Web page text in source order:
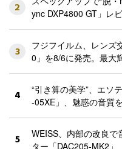
2
ync DXP4800 GT」レ
3
フジフイルム、レンズ
0」を8/6に発売。最大
4
“引き算の美学”、エソ
-05XE」、魅惑の音質
5
WEISS、内部の改良で
ター「DAC205-MK2」